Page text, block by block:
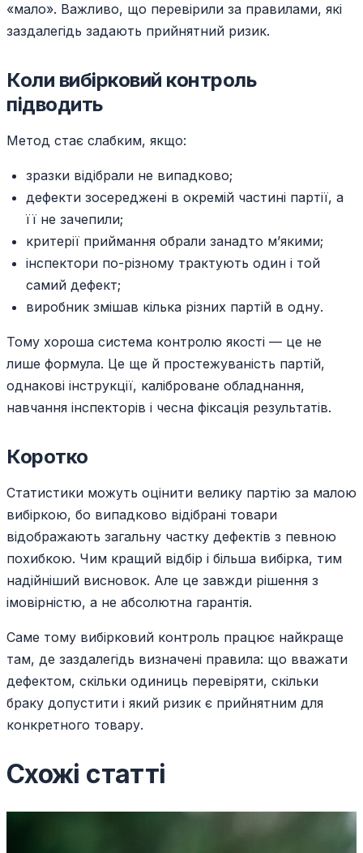
«мало». Важливо, що перевірили за правилами, які
заздалегідь задають прийнятний ризик.
Коли вибірковий контроль
підводить
Метод стає слабким, якщо:
зразки відібрали не випадково;
дефекти зосереджені в окремій частині партії, а
її не зачепили;
критерії приймання обрали занадто м’якими;
інспектори по-різному трактують один і той
самий дефект;
виробник змішав кілька різних партій в одну.
Тому хороша система контролю якості — це не
лише формула. Це ще й простежуваність партій,
однакові інструкції, каліброване обладнання,
навчання інспекторів і чесна фіксація результатів.
Коротко
Статистики можуть оцінити велику партію за малою
вибіркою, бо випадково відібрані товари
відображають загальну частку дефектів з певною
похибкою. Чим кращий відбір і більша вибірка, тим
надійніший висновок. Але це завжди рішення з
імовірністю, а не абсолютна гарантія.
Саме тому вибірковий контроль працює найкраще
там, де заздалегідь визначені правила: що вважати
дефектом, скільки одиниць перевіряти, скільки
браку допустити і який ризик є прийнятним для
конкретного товару.
Схожі статті